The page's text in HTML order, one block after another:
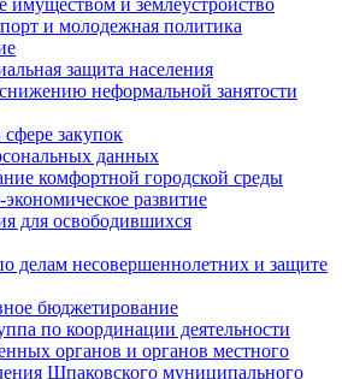
имуществом и землеустройство
и молодежная политика
защита населения
неформальной занятости
закупок
данных
комфортной городской среды
развитие
для освободившихся
делам несовершеннолетних и защите
бюджетирование
по координации деятельности
органов и органов местного
Шпаковского муниципального